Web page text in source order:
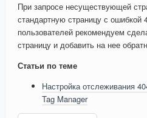
При запросе несуществующей
стандартную страницу с ошибкой
пользователей рекомендуем
страницу и добавить на нее
Статьи по теме
Настройка отслеживания
Tag Manager